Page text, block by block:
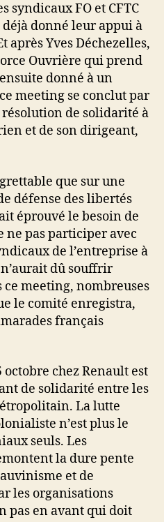
syndicaux FO et CFTC
donné leur appui à
après Yves Déchezelles,
Ouvrière qui prend
donné à un
meeting se conclut par
de solidarité à
et de son dirigeant,
que sur une
défense des libertés
éprouvé le besoin de
ne pas participer avec
de l’entreprise à
dû souffrir
meeting, nombreuses
le comité enregistra,
français
chez Renault est
de solidarité entre les
La lutte
n’est plus le
seuls. Les
la dure pente
et de
les organisations
pas en avant qui doit